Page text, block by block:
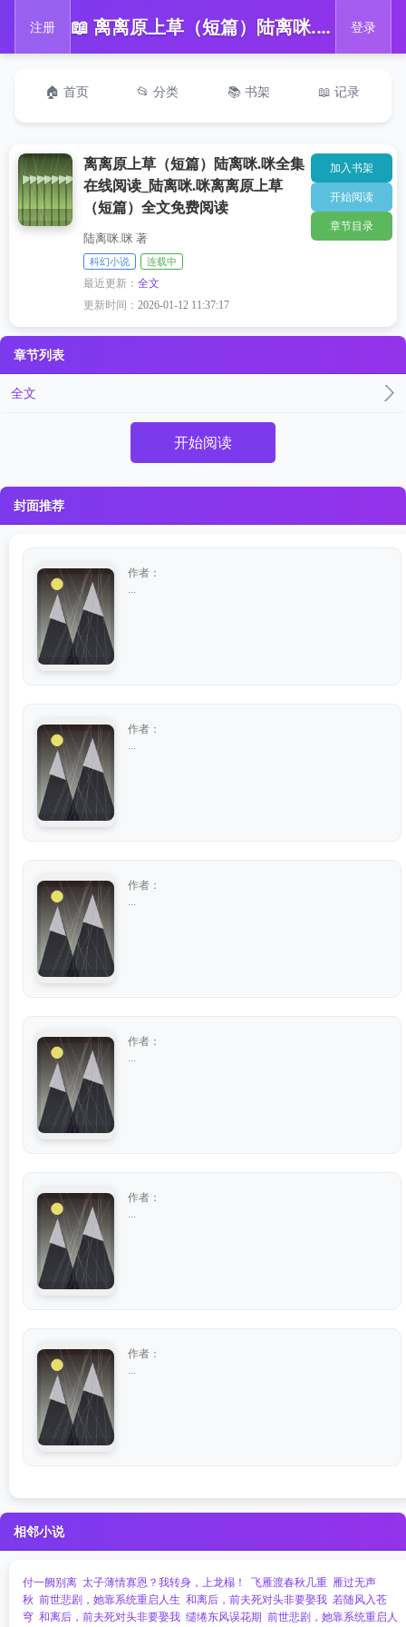
注册 📖 离离原上草（短篇）陆离咪.咪全集在线阅读_陆离咪.咪离离原上草（短篇）全文免费阅读 登录
🏠 首页 📂 分类 📚 书架 📖 记录
离离原上草（短篇）陆离咪.咪全集
在线阅读_陆离咪.咪离离原上草
（短篇）全文免费阅读
陆离咪.咪 著
科幻小说 连载中
最近更新：全文
更新时间：2026-01-12 11:37:17
加入书架
开始阅读
章节目录
章节列表
全文
开始阅读
封面推荐
作者：
作者：
作者：
作者：
作者：
作者：
相邻小说
付一阙别离 太子薄情寡恩？我转身，上龙榻！ 飞雁渡春秋几重 雁过无声
秋 前世悲剧，她靠系统重启人生 和离后，前夫死对头非要娶我 若随风入苍
穹 和离后，前夫死对头非要娶我 缱绻东风误花期 前世悲剧，她靠系统重启人